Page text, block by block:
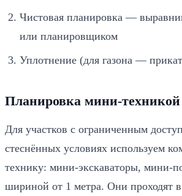
Чистовая планировка —
или планировщиком
Уплотнение (для газона —
Планировка мини-техникой
Для участков с ограниченным
стеснённых условиях используем
технику: мини-экскаваторы, мини-
шириной от 1 метра. Они проходят